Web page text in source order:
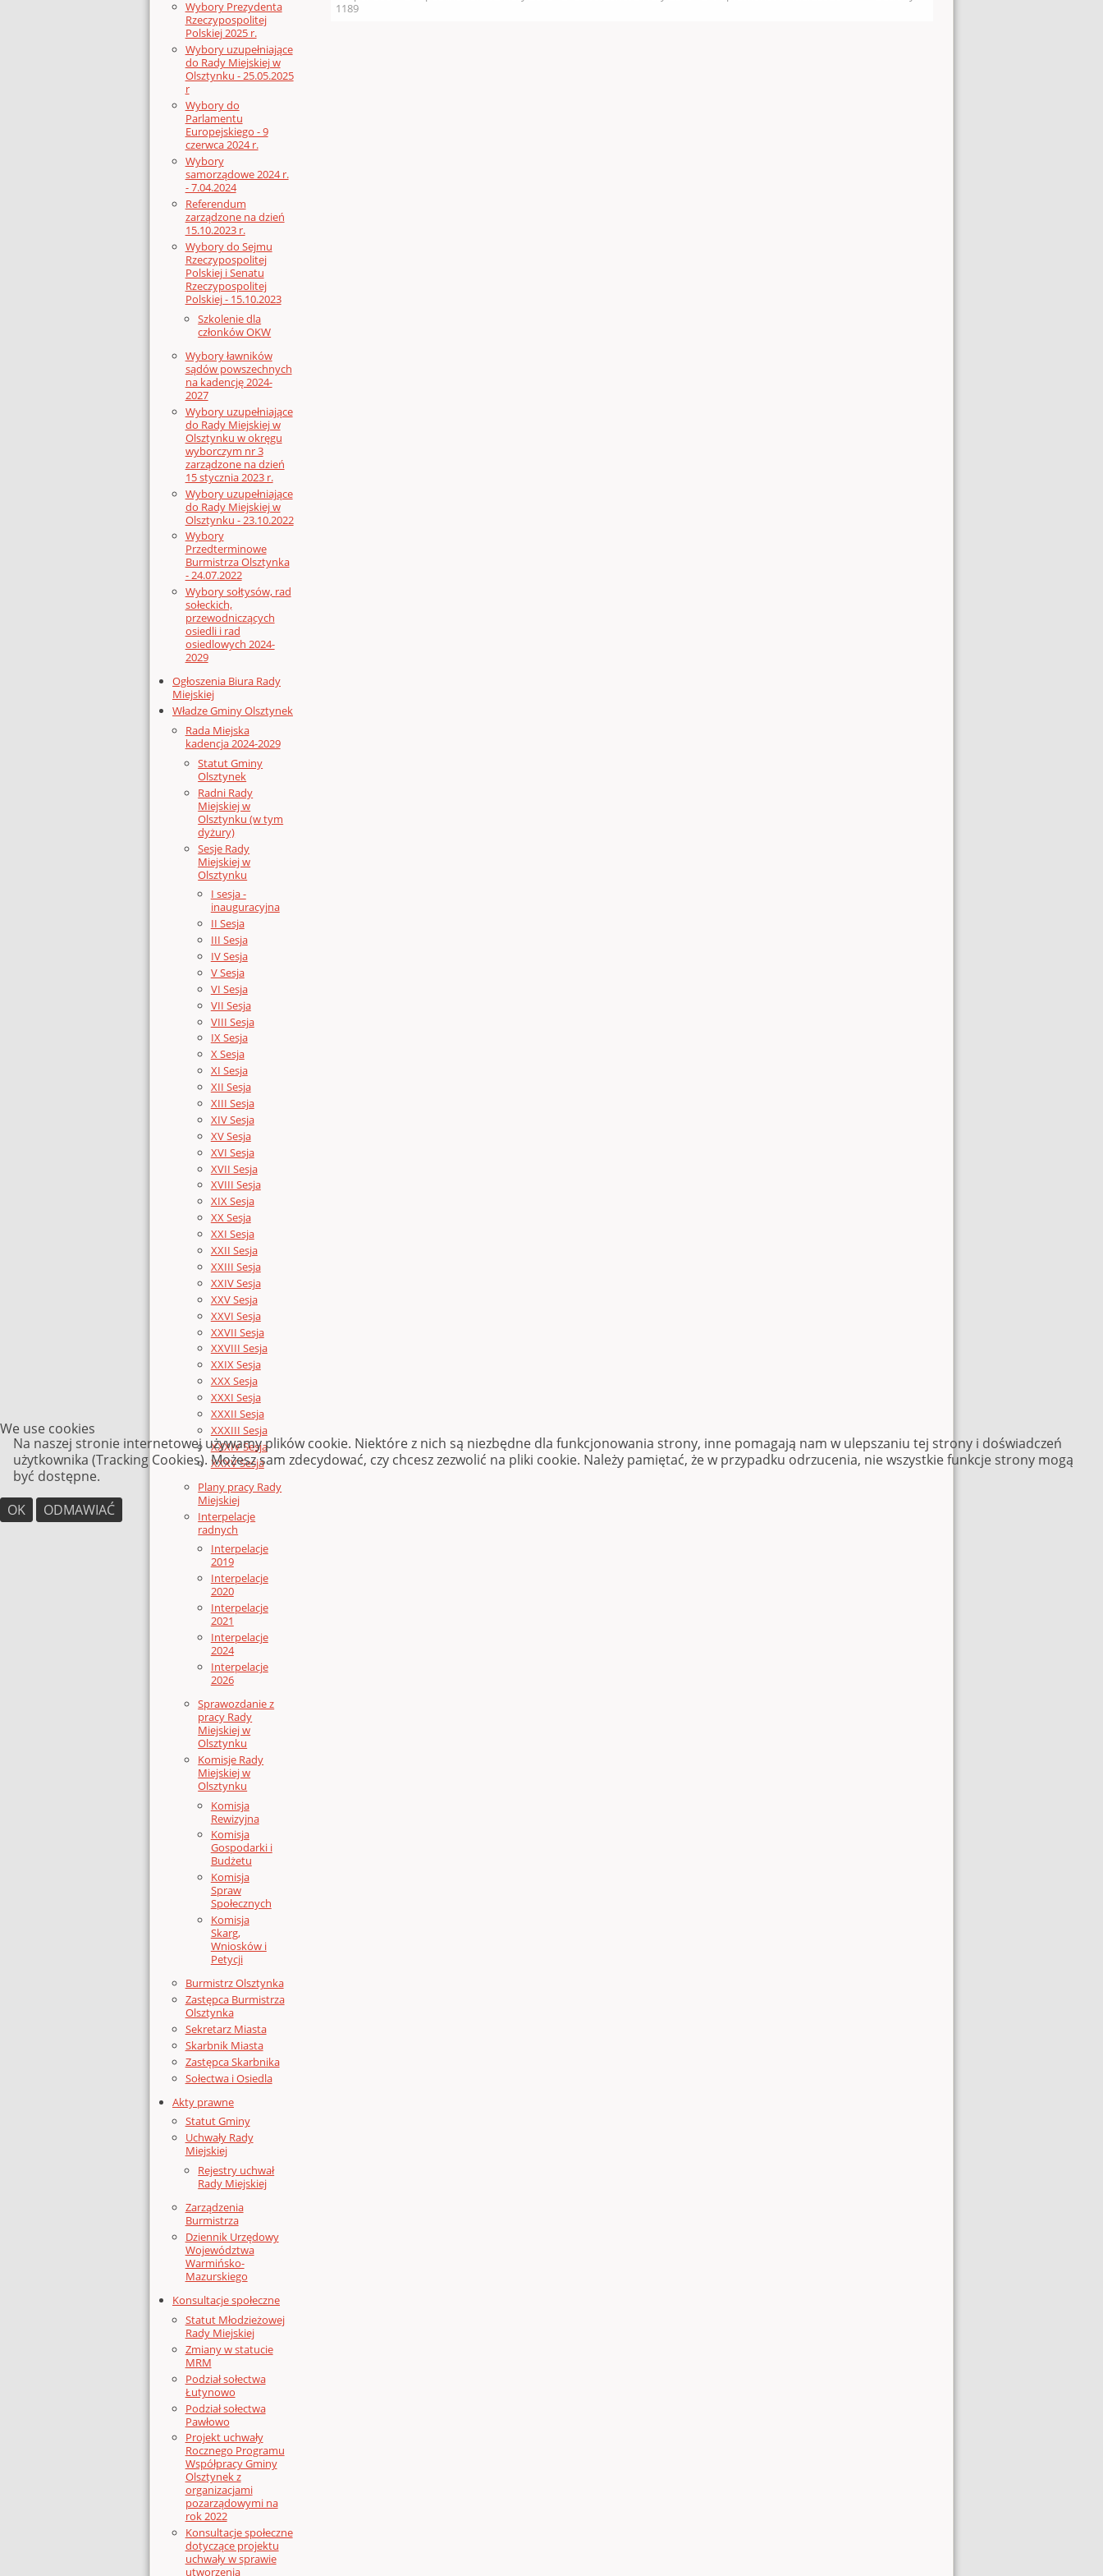
Wybory Prezydenta
Rzeczypospolitej
Polskiej 2025 r.
Wybory uzupełniające
do Rady Miejskiej w
Olsztynku - 25.05.2025
r
Wybory do
Parlamentu
Europejskiego - 9
czerwca 2024 r.
Wybory
samorządowe 2024 r.
- 7.04.2024
Referendum
zarządzone na dzień
15.10.2023 r.
Wybory do Sejmu
Rzeczypospolitej
Polskiej i Senatu
Rzeczypospolitej
Polskiej - 15.10.2023
Szkolenie dla
członków OKW
Wybory ławników
sądów powszechnych
na kadencję 2024-
2027
Wybory uzupełniające
do Rady Miejskiej w
Olsztynku w okręgu
wyborczym nr 3
zarządzone na dzień
15 stycznia 2023 r.
Wybory uzupełniające
do Rady Miejskiej w
Olsztynku - 23.10.2022
Wybory
Przedterminowe
Burmistrza Olsztynka
- 24.07.2022
Wybory sołtysów, rad
sołeckich,
przewodniczących
osiedli i rad
osiedlowych 2024-
2029
Ogłoszenia Biura Rady
Miejskiej
Władze Gminy Olsztynek
Rada Miejska
kadencja 2024-2029
Statut Gminy
Olsztynek
Radni Rady
Miejskiej w
Olsztynku (w tym
dyżury)
Sesje Rady
Miejskiej w
Olsztynku
I sesja -
inauguracyjna
II Sesja
III Sesja
IV Sesja
V Sesja
VI Sesja
VII Sesja
VIII Sesja
IX Sesja
X Sesja
XI Sesja
XII Sesja
XIII Sesja
XIV Sesja
XV Sesja
XVI Sesja
XVII Sesja
XVIII Sesja
XIX Sesja
XX Sesja
XXI Sesja
XXII Sesja
XXIII Sesja
XXIV Sesja
XXV Sesja
XXVI Sesja
XXVII Sesja
XXVIII Sesja
XXIX Sesja
XXX Sesja
XXXI Sesja
XXXII Sesja
XXXIII Sesja
XXXIV Sesja
XXXV Sesja
Plany pracy Rady
Miejskiej
Interpelacje
radnych
Interpelacje
2019
Interpelacje
2020
Interpelacje
2021
Interpelacje
2024
Interpelacje
2026
Sprawozdanie z
pracy Rady
Miejskiej w
Olsztynku
Komisje Rady
Miejskiej w
Olsztynku
Komisja
Rewizyjna
Komisja
Gospodarki i
Budżetu
Komisja
Spraw
Społecznych
Komisja
Skarg,
Wniosków i
Petycji
Burmistrz Olsztynka
Zastępca Burmistrza
Olsztynka
Sekretarz Miasta
Skarbnik Miasta
Zastępca Skarbnika
Sołectwa i Osiedla
Akty prawne
Statut Gminy
Uchwały Rady
Miejskiej
Rejestry uchwał
Rady Miejskiej
Zarządzenia
Burmistrza
Dziennik Urzędowy
Województwa
Warmińsko-
Mazurskiego
Konsultacje społeczne
Statut Młodzieżowej
Rady Miejskiej
Zmiany w statucie
MRM
Podział sołectwa
Łutynowo
Podział sołectwa
Pawłowo
Projekt uchwały
Rocznego Programu
Współpracy Gminy
Olsztynek z
organizacjami
pozarządowymi na
rok 2022
Konsultacje społeczne
dotyczące projektu
uchwały w sprawie
utworzenia
1189
We use cookies
Na naszej stronie internetowej używamy plików cookie. Niektóre z nich są niezbędne dla funkcjonowania strony, inne pomagają nam w ulepszaniu tej strony i doświadczeń
użytkownika (Tracking Cookies). Możesz sam zdecydować, czy chcesz zezwolić na pliki cookie. Należy pamiętać, że w przypadku odrzucenia, nie wszystkie funkcje strony mogą
być dostępne.
OK
ODMAWIAĆ